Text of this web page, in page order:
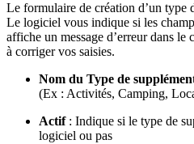
Le formulaire de création d’un type
Le logiciel vous indique si les
affiche un message d’erreur dans
à corriger vos saisies.
Nom du Type de
(Ex : Activités, Camping,
Actif: Indique si le type de
logiciel ou pas